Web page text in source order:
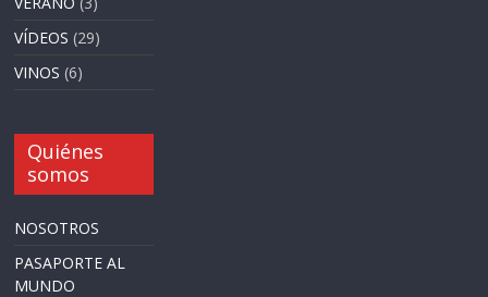
VÍDEOS (29)
VINOS (6)
Quiénes
somos
NOSOTROS
PASAPORTE AL
MUNDO